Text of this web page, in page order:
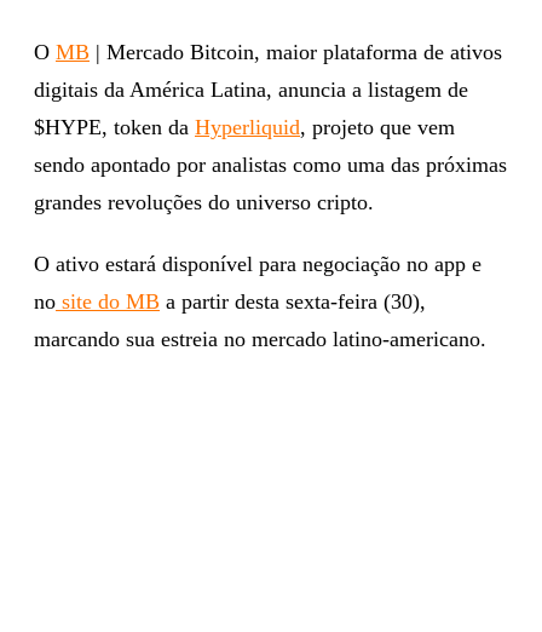
O MB | Mercado Bitcoin, maior plataforma de ativos
digitais da América Latina, anuncia a listagem de
$HYPE, token da Hyperliquid, projeto que vem
sendo apontado por analistas como uma das próximas
grandes revoluções do universo cripto.
O ativo estará disponível para negociação no app e
no site do MB a partir desta sexta-feira (30),
marcando sua estreia no mercado latino-americano.